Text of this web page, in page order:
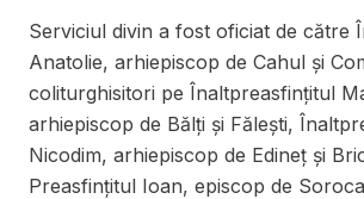
Serviciul divin a fost oficiat de către
Anatolie, arhiepiscop de Cahul și
coliturghisitori pe Înaltpreasfințitul
arhiepiscop de Bălți și Fălești,
Nicodim, arhiepiscop de Edineț și
Preasfințitul Ioan, episcop de